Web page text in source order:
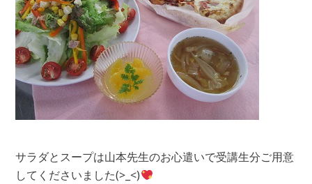
サラダとスープは山本先生のお心遣いで受講生分ご用意
してくださいました(>_<)